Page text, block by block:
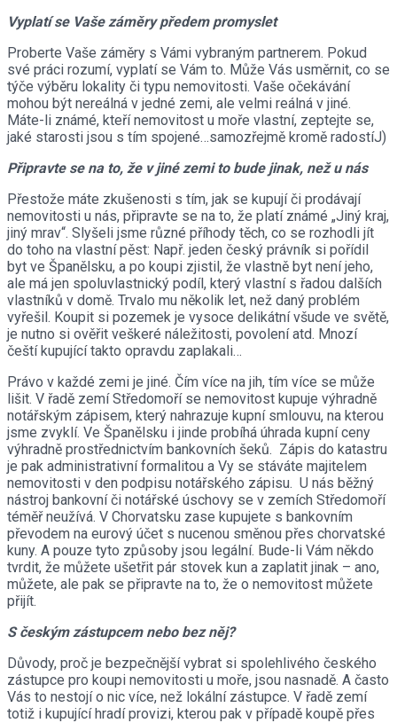
Vyplatí se Vaše záměry předem promyslet
Proberte Vaše záměry s Vámi vybraným partnerem. Pokud
své práci rozumí, vyplatí se Vám to. Může Vás usměrnit, co se
týče výběru lokality či typu nemovitosti. Vaše očekávání
mohou být nereálná v jedné zemi, ale velmi reálná v jiné.
Máte-li známé, kteří nemovitost u moře vlastní, zeptejte se,
jaké starosti jsou s tím spojené…samozřejmě kromě radostíJ)
Připravte se na to, že v jiné zemi to bude jinak, než u nás
Přestože máte zkušenosti s tím, jak se kupují či prodávají
nemovitosti u nás, připravte se na to, že platí známé „Jiný kraj,
jiný mrav“. Slyšeli jsme různé příhody těch, co se rozhodli jít
do toho na vlastní pěst: Např. jeden český právník si pořídil
byt ve Španělsku, a po koupi zjistil, že vlastně byt není jeho,
ale má jen spoluvlastnický podíl, který vlastní s řadou dalších
vlastníků v domě. Trvalo mu několik let, než daný problém
vyřešil. Koupit si pozemek je vysoce delikátní všude ve světě,
je nutno si ověřit veškeré náležitosti, povolení atd. Mnozí
čeští kupující takto opravdu zaplakali…
Právo v každé zemi je jiné. Čím více na jih, tím více se může
lišit. V řadě zemí Středomoří se nemovitost kupuje výhradně
notářským zápisem, který nahrazuje kupní smlouvu, na kterou
jsme zvyklí. Ve Španělsku i jinde probíhá úhrada kupní ceny
výhradně prostřednictvím bankovních šeků. Zápis do katastru
je pak administrativní formalitou a Vy se stáváte majitelem
nemovitosti v den podpisu notářského zápisu. U nás běžný
nástroj bankovní či notářské úschovy se v zemích Středomoří
téměř neužívá. V Chorvatsku zase kupujete s bankovním
převodem na eurový účet s nucenou směnou přes chorvatské
kuny. A pouze tyto způsoby jsou legální. Bude-li Vám někdo
tvrdit, že můžete ušetřit pár stovek kun a zaplatit jinak – ano,
můžete, ale pak se připravte na to, že o nemovitost můžete
přijít.
S českým zástupcem nebo bez něj?
Důvody, proč je bezpečnější vybrat si spolehlivého českého
zástupce pro koupi nemovitosti u moře, jsou nasnadě. A často
Vás to nestojí o nic více, než lokální zástupce. V řadě zemí
totiž i kupující hradí provizi, kterou pak v případě koupě přes